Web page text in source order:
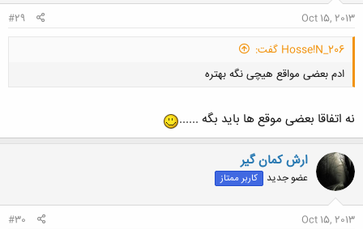
Oct 15, 2013
#29
Hosse!N_206 گفت:
ادم بعضی مواقع هیچی نگه بهتره
کلیک کنید تا باز شود...
نه اتفاقا بعضی موقع ها باید بگه ......
ارش کمان گیر
عضو جدید کاربر ممتاز
Oct 15, 2013
#30